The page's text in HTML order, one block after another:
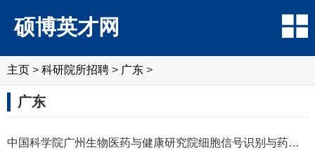
硕博英才网
主页 > 科研院所招聘 > ‌‌广东 >
‌‌广东
中国科学院广州生物医药与健康研究院细胞信号识别与药物调控研究组2026年招